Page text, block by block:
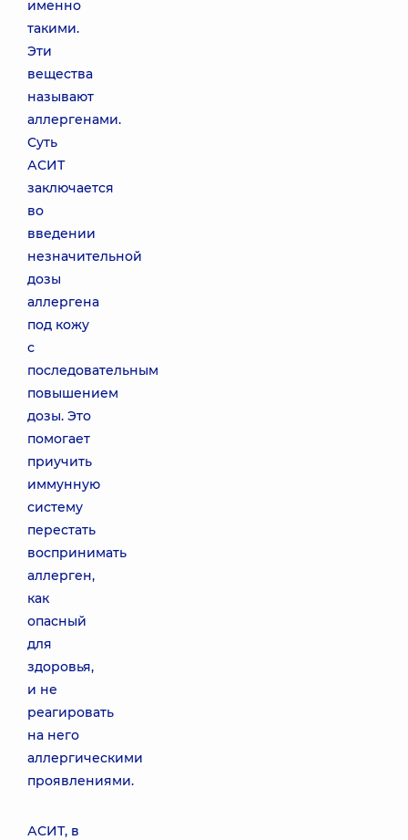
именно
такими.
Эти
вещества
называют
аллергенами.
Суть
АСИТ
заключается
во
введении
незначительной
дозы
аллергена
под кожу
с
последовательным
повышением
дозы. Это
помогает
приучить
иммунную
систему
перестать
воспринимать
аллерген,
как
опасный
для
здоровья,
и не
реагировать
на него
аллергическими
проявлениями.
АСИТ, в